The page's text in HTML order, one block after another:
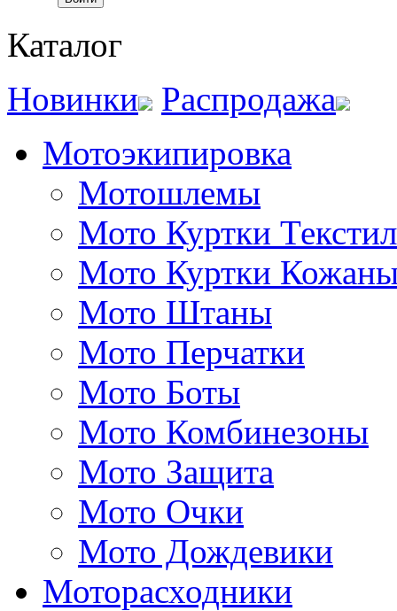
Каталог
Новинки
Распродажа
Мотоэкипировка
Мотошлемы
Мото Куртки
Мото Куртки
Мото Штаны
Мото Перчатки
Мото Боты
Мото Комбинезоны
Мото Защита
Мото Очки
Мото Дождевики
Моторасходники